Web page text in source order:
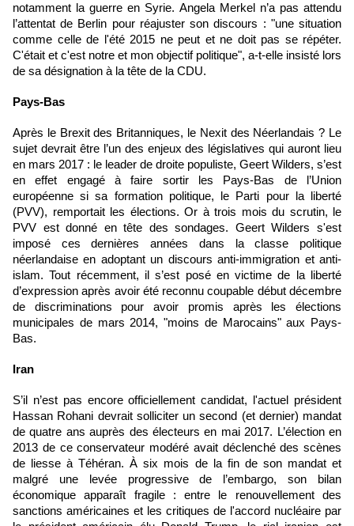
notamment la guerre en Syrie. Angela Merkel n’a pas attendu
l’attentat de Berlin pour réajuster son discours : "une situation
comme celle de l'été 2015 ne peut et ne doit pas se répéter.
C'était et c'est notre et mon objectif politique", a-t-elle insisté lors
de sa désignation à la tête de la CDU.
Pays-Bas
Après le Brexit des Britanniques, le Nexit des Néerlandais ? Le
sujet devrait être l’un des enjeux des législatives qui auront lieu
en mars 2017 : le leader de droite populiste, Geert Wilders, s’est
en effet engagé à faire sortir les Pays-Bas de l’Union
européenne si sa formation politique, le Parti pour la liberté
(PVV), remportait les élections. Or à trois mois du scrutin, le
PVV est donné en tête des sondages. Geert Wilders s'est
imposé ces dernières années dans la classe politique
néerlandaise en adoptant un discours anti-immigration et anti-
islam. Tout récemment, il s’est posé en victime de la liberté
d’expression après avoir été reconnu coupable début décembre
de discriminations pour avoir promis après les élections
municipales de mars 2014, "moins de Marocains" aux Pays-
Bas.
Iran
S’il n’est pas encore officiellement candidat,
l'actuel président
Hassan Rohani devrait solliciter un second (et dernier) mandat
de quatre ans auprès des électeurs en mai 2017. L’élection en
2013 de ce conservateur modéré avait déclenché des scènes
de liesse à Téhéran. À six mois de la fin de son mandat et
malgré une levée progressive de l’embargo, son bilan
économique apparaît fragile : entre le renouvellement des
sanctions américaines et les critiques de l'accord nucléaire par